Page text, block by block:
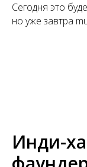
Сегодня это
но уже завтра
Инди-